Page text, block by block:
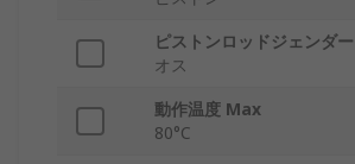
ピストンロッドジェンダー
オス
動作温度 Max
80°C